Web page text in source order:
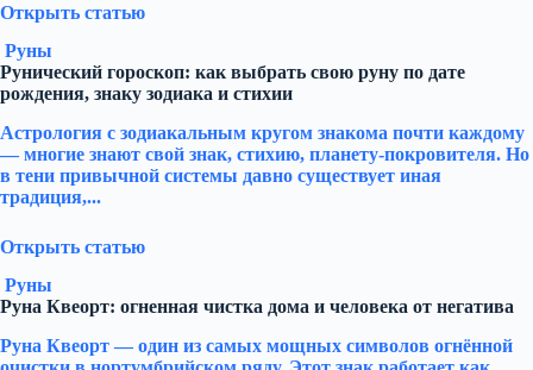
Открыть статью
Руны
Рунический гороскоп: как выбрать свою руну по дате
рождения, знаку зодиака и стихии
Астрология с зодиакальным кругом знакома почти каждому
— многие знают свой знак, стихию, планету-покровителя. Но
в тени привычной системы давно существует иная
традиция,...
Открыть статью
Руны
Руна Квеорт: огненная чистка дома и человека от негатива
Руна Квеорт — один из самых мощных символов огнённой